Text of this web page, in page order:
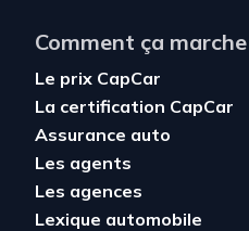
Comment ça marche
Le prix CapCar
La certification CapCar
Assurance auto
Les agents
Les agences
Lexique automobile